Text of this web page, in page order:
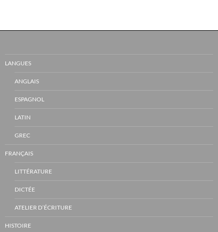
LANGUES
ANGLAIS
ESPAGNOL
LATIN
GREC
FRANÇAIS
LITTÉRATURE
DICTÉE
ATELIER D’ÉCRITURE
HISTOIRE